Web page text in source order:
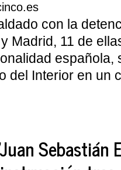
con la
Madrid, 11 de
española,
del Interior en un
Sebastián